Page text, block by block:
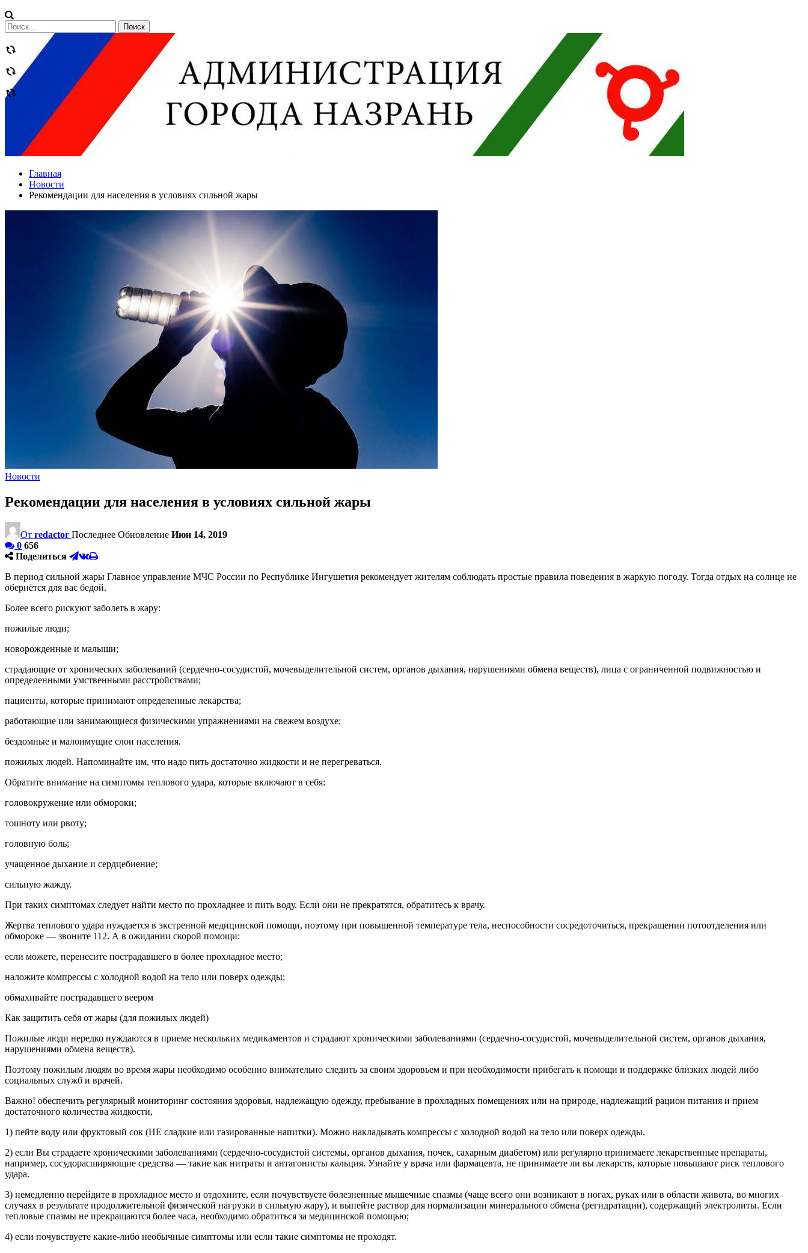
Сообщений
категории
Теги
Главная
Новости
Рекомендации для населения в условиях сильной жары
Новости
Рекомендации для населения в условиях сильной жары
От redactor Последнее Обновление Июн 14, 2019
0 656
Поделиться
В период сильной жары Главное управление МЧС России по Республике Ингушетия рекомендует жителям соблюдать простые правила поведения в жаркую погоду. Тогда отдых на солнце не
обернётся для вас бедой.
Более всего рискуют заболеть в жару:
пожилые люди;
новорожденные и малыши;
страдающие от хронических заболеваний (сердечно-сосудистой, мочевыделительной систем, органов дыхания, нарушениями обмена веществ), лица с ограниченной подвижностью и
определенными умственными расстройствами;
пациенты, которые принимают определенные лекарства;
работающие или занимающиеся физическими упражнениями на свежем воздухе;
бездомные и малоимущие слои населения.
пожилых людей. Напоминайте им, что надо пить достаточно жидкости и не перегреваться.
Обратите внимание на симптомы теплового удара, которые включают в себя:
головокружение или обмороки;
тошноту или рвоту;
головную боль;
учащенное дыхание и сердцебиение;
сильную жажду.
При таких симптомах следует найти место по прохладнее и пить воду. Если они не прекратятся, обратитесь к врачу.
Жертва теплового удара нуждается в экстренной медицинской помощи, поэтому при повышенной температуре тела, неспособности сосредоточиться, прекращении потоотделения или
обмороке — звоните 112. А в ожидании скорой помощи:
если можете, перенесите пострадавшего в более прохладное место;
наложите компрессы с холодной водой на тело или поверх одежды;
обмахивайте пострадавшего веером
Как защитить себя от жары (для пожилых людей)
Пожилые люди нередко нуждаются в приеме нескольких медикаментов и страдают хроническими заболеваниями (сердечно-сосудистой, мочевыделительной систем, органов дыхания,
нарушениями обмена веществ).
Поэтому пожилым людям во время жары необходимо особенно внимательно следить за своим здоровьем и при необходимости прибегать к помощи и поддержке близких людей либо
социальных служб и врачей.
Важно! обеспечить регулярный мониторинг состояния здоровья, надлежащую одежду, пребывание в прохладных помещениях или на природе, надлежащий рацион питания и прием
достаточного количества жидкости,
1) пейте воду или фруктовый сок (НЕ сладкие или газированные напитки). Можно накладывать компрессы с холодной водой на тело или поверх одежды.
2) если Вы страдаете хроническими заболеваниями (сердечно-сосудистой системы, органов дыхания, почек, сахарным диабетом) или регулярно принимаете лекарственные препараты,
например, сосудорасширяющие средства — такие как нитраты и антагонисты кальция. Узнайте у врача или фармацевта, не принимаете ли вы лекарств, которые повышают риск теплового
удара.
3) немедленно перейдите в прохладное место и отдохните, если почувствуете болезненные мышечные спазмы (чаще всего они возникают в ногах, руках или в области живота, во многих
случаях в результате продолжительной физической нагрузки в сильную жару), и выпейте раствор для нормализации минерального обмена (регидратации), содержащий электролиты. Если
тепловые спазмы не прекращаются более часа, необходимо обратиться за медицинской помощью;
4) если почувствуете какие-либо необычные симптомы или если такие симптомы не проходят.